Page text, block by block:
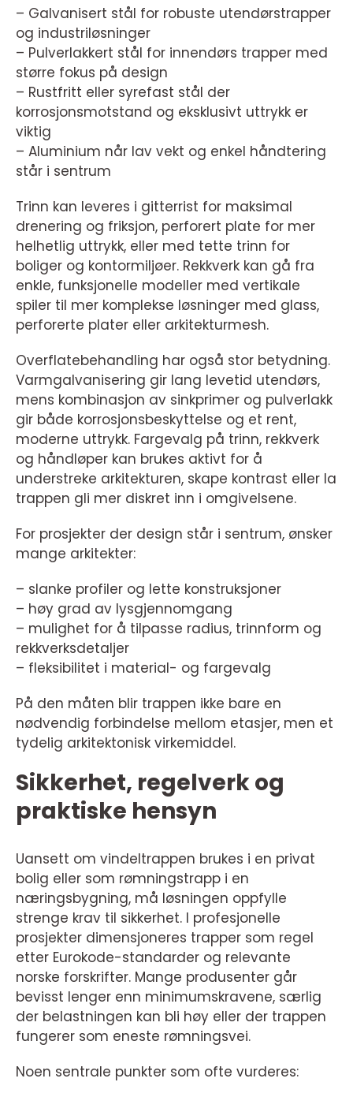
– Galvanisert stål for robuste utendørstrapper
og industriløsninger
– Pulverlakkert stål for innendørs trapper med
større fokus på design
– Rustfritt eller syrefast stål der
korrosjonsmotstand og eksklusivt uttrykk er
viktig
– Aluminium når lav vekt og enkel håndtering
står i sentrum
Trinn kan leveres i gitterrist for maksimal
drenering og friksjon, perforert plate for mer
helhetlig uttrykk, eller med tette trinn for
boliger og kontormiljøer. Rekkverk kan gå fra
enkle, funksjonelle modeller med vertikale
spiler til mer komplekse løsninger med glass,
perforerte plater eller arkitekturmesh.
Overflatebehandling har også stor betydning.
Varmgalvanisering gir lang levetid utendørs,
mens kombinasjon av sinkprimer og pulverlakk
gir både korrosjonsbeskyttelse og et rent,
moderne uttrykk. Fargevalg på trinn, rekkverk
og håndløper kan brukes aktivt for å
understreke arkitekturen, skape kontrast eller la
trappen gli mer diskret inn i omgivelsene.
For prosjekter der design står i sentrum, ønsker
mange arkitekter:
– slanke profiler og lette konstruksjoner
– høy grad av lysgjennomgang
– mulighet for å tilpasse radius, trinnform og
rekkverksdetaljer
– fleksibilitet i material- og fargevalg
På den måten blir trappen ikke bare en
nødvendig forbindelse mellom etasjer, men et
tydelig arkitektonisk virkemiddel.
Sikkerhet, regelverk og
praktiske hensyn
Uansett om vindeltrappen brukes i en privat
bolig eller som rømningstrapp i en
næringsbygning, må løsningen oppfylle
strenge krav til sikkerhet. I profesjonelle
prosjekter dimensjoneres trapper som regel
etter Eurokode-standarder og relevante
norske forskrifter. Mange produsenter går
bevisst lenger enn minimumskravene, særlig
der belastningen kan bli høy eller der trappen
fungerer som eneste rømningsvei.
Noen sentrale punkter som ofte vurderes: